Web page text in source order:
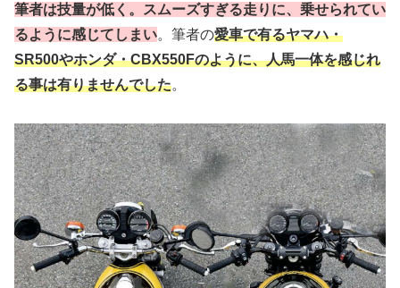
筆者は技量が低く。スムーズすぎる走りに、乗せられてい
るように感じてしまい。筆者の愛車で有るヤマハ・
SR500やホンダ・CBX550Fのように、人馬一体を感じれ
る事は有りませんでした。